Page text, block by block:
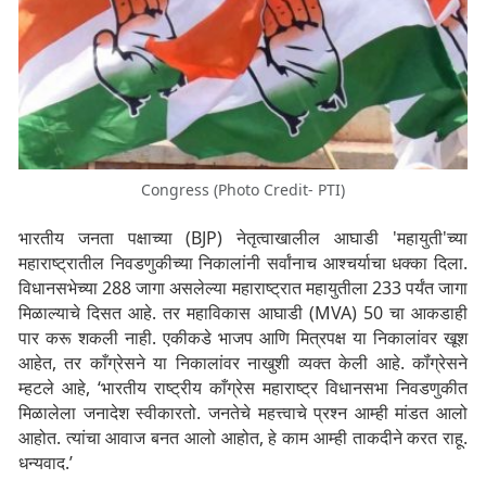
Congress (Photo Credit- PTI)
भारतीय जनता पक्षाच्या (BJP) नेतृत्वाखालील आघाडी 'महायुती'च्या
महाराष्ट्रातील निवडणुकीच्या निकालांनी सर्वांनाच आश्चर्याचा धक्का दिला.
विधानसभेच्या 288 जागा असलेल्या महाराष्ट्रात महायुतीला 233 पर्यंत जागा
मिळाल्याचे दिसत आहे. तर महाविकास आघाडी (MVA) 50 चा आकडाही
पार करू शकली नाही. एकीकडे भाजप आणि मित्रपक्ष या निकालांवर खूश
आहेत, तर काँग्रेसने या निकालांवर नाखुशी व्यक्त केली आहे. कॉंग्रेसने
म्हटले आहे, ‘भारतीय राष्ट्रीय काँग्रेस महाराष्ट्र विधानसभा निवडणुकीत
मिळालेला जनादेश स्वीकारतो. जनतेचे महत्त्वाचे प्रश्न आम्ही मांडत आलो
आहोत. त्यांचा आवाज बनत आलो आहोत, हे काम आम्ही ताकदीने करत राहू.
धन्यवाद.’